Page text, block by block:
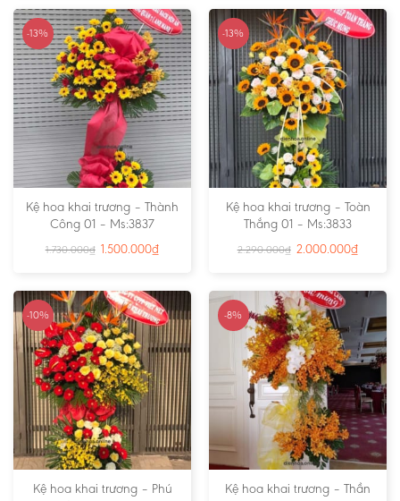
-13%
Kệ hoa khai trương – Thành
Công 01 – Ms:3837
1.730.000₫ 1.500.000₫
-13%
Kệ hoa khai trương – Toàn
Thắng 01 – Ms:3833
2.290.000₫ 2.000.000₫
-10%
Kệ hoa khai trương – Phú
-8%
Kệ hoa khai trương – Thần